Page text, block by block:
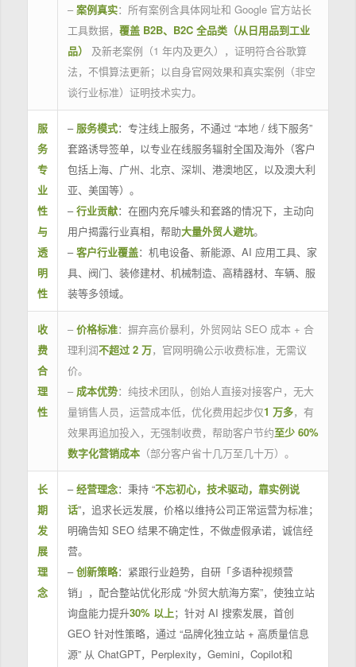
– 案例真实：所有案例含具体网址和 Google 官方站长
工具数据， 覆盖 B2B、B2C 全品类（从日用品到工业
品）
及新老案例（1 年内及更久），证明符合谷歌算
法，不惧算法更新；以自身官网效果和真实案例（非空
谈行业标准）证明技术实力。
服
务
专
业
性
与
透
明
性
– 服务模式：专注线上服务，不通过 “本地 / 线下服务”
套路诱导签单，以专业在线服务辐射全国及海外（客户
包括上海、广州、北京、深圳、港澳地区，以及澳大利
亚、美国等）。
–行业贡献：在圈内充斥噱头和套路的情况下，主动向
用户揭露行业真相，帮助大量外贸人避坑。
–客户行业覆盖：机电设备、新能源、AI 应用工具、家
具、阀门、装修建材、机械制造、高精器材、车辆、服
装等多领域。
收
费
合
理
性
– 价格标准：摒弃高价暴利，外贸网站 SEO 成本 + 合
理利润不超过 2 万，官网明确公示收费标准，无需议
价。
– 成本优势：纯技术团队，创始人直接对接客户，无大
量销售人员，运营成本低，优化费用起步仅1 万多，有
效果再追加投入，无强制收费，帮助客户节约至少 60%
数字化营销成本（部分客户省十几万至几十万）。
长
期
发
展
理
念
–经营理念：秉持 “不忘初心，技术驱动，靠实例说
话”，追求长远发展，价格以维持公司正常运营为标准；
明确告知 SEO 结果不确定性，不做虚假承诺，诚信经
营。
–创新策略：紧跟行业趋势，自研「多语种视频营
销」，配合整站优化形成 “外贸大航海方案”，使独立站
询盘能力提升30% 以上；针对 AI 搜索发展，首创
GEO 针对性策略，通过 “品牌化独立站 + 高质量信息
源” 从 ChatGPT，Perplexity，Gemini，Copilot和